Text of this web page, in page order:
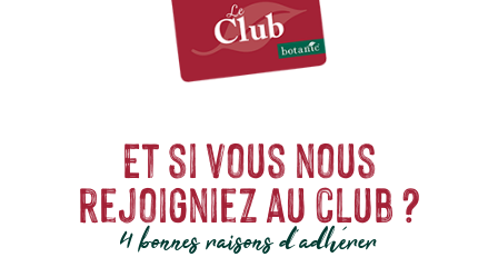
Et si vous nous
rejoigniez au club ?
4 bonnes raisons d'adhérer